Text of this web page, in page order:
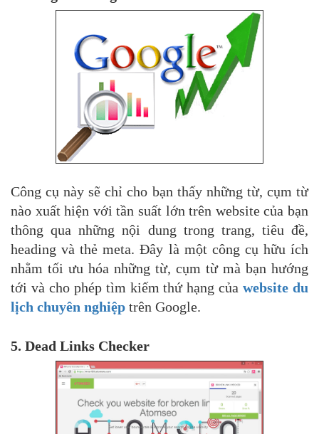
Công cụ này sẽ chỉ cho bạn thấy những từ, cụm từ
nào xuất hiện với tần suất lớn trên website của bạn
thông qua những nội dung trong trang, tiêu đề,
heading và thẻ meta. Đây là một công cụ hữu ích
nhằm tối ưu hóa những từ, cụm từ mà bạn hướng
tới và cho phép tìm kiếm thứ hạng củawebsite du
lịch chuyên nghiệp trên Google.
5. Dead Links Checker